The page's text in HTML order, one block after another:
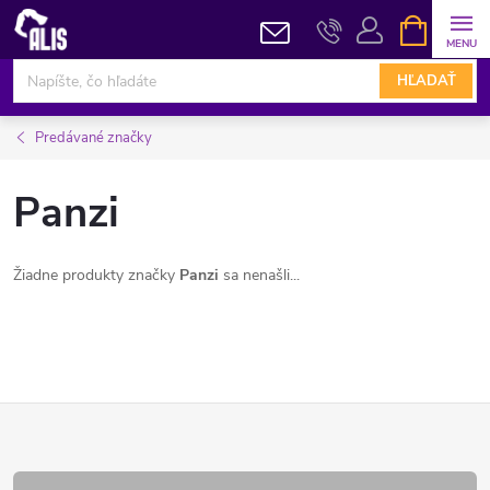
Prejsť
obsah
HĽADAŤ
KOŠÍK
Predávané značky
Panzi
Žiadne produkty značky Panzi sa nenašli...